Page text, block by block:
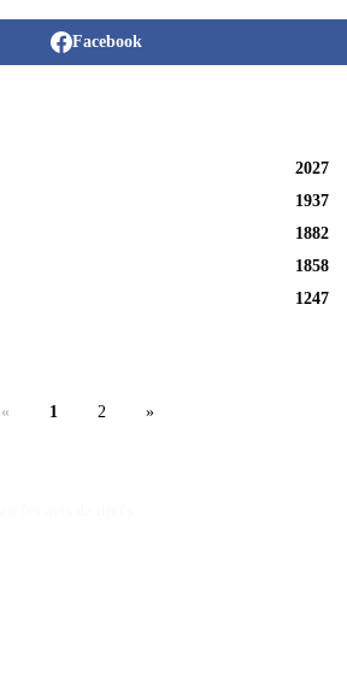
Facebook
2027
1937
1882
1858
1247
« 1 2 »